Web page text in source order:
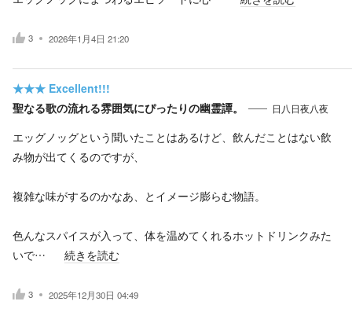
3 2026年1月4日 21:20
★★★ Excellent!!!
聖なる歌の流れる雰囲気にぴったりの幽霊譚。
日八日夜八夜
エッグノッグという聞いたことはあるけど、飲んだことはない飲
み物が出てくるのですが、
複雑な味がするのかなあ、とイメージ膨らむ物語。
色んなスパイスが入って、体を温めてくれるホットドリンクみた
いで…
続きを読む
3 2025年12月30日 04:49